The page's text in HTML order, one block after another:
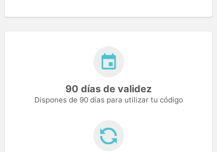
90 días de validez
Dispones de 90 días para utilizar tu código